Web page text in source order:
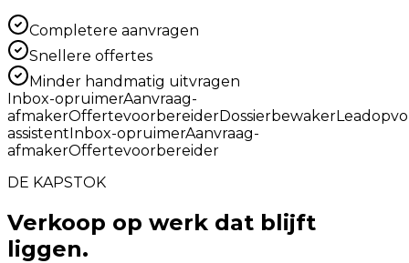
Completere aanvragen
Snellere offertes
Minder handmatig uitvragen
Inbox-opruimerAanvraag-
afmakerOffertevoorbereiderDossierbewaker
assistentInbox-opruimerAanvraag-
afmakerOffertevoorbereider
DE KAPSTOK
Verkoop op werk dat blijft
liggen.